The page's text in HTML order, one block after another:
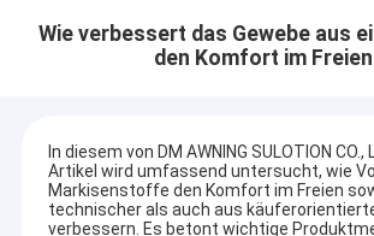
Wie verbessert das Gewebe aus
den Komfort im
In diesem von DM AWNING SULOTION
Artikel wird umfassend untersucht, wie
Markisenstoffe den Komfort im Freien
technischer als auch aus
verbessern. Es betont wichtige